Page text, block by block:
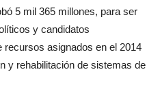
5 mil 365 millones, para ser
y candidatos
recursos asignados en el 2014
y rehabilitación de sistemas de